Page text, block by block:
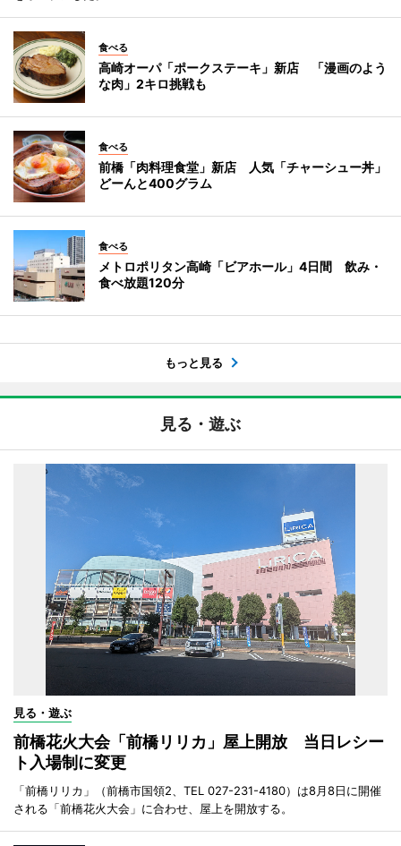
食べる
高崎オーパ「ポークステーキ」新店 「漫画のよう
な肉」2キロ挑戦も
食べる
前橋「肉料理食堂」新店 人気「チャーシュー丼」
どーんと400グラム
食べる
メトロポリタン高崎「ビアホール」4日間 飲み・
食べ放題120分
もっと見る
見る・遊ぶ
見る・遊ぶ
前橋花火大会「前橋リリカ」屋上開放 当日レシー
ト入場制に変更
「前橋リリカ」（前橋市国領2、TEL 027-231-4180）は8月8日に開催
される「前橋花火大会」に合わせ、屋上を開放する。